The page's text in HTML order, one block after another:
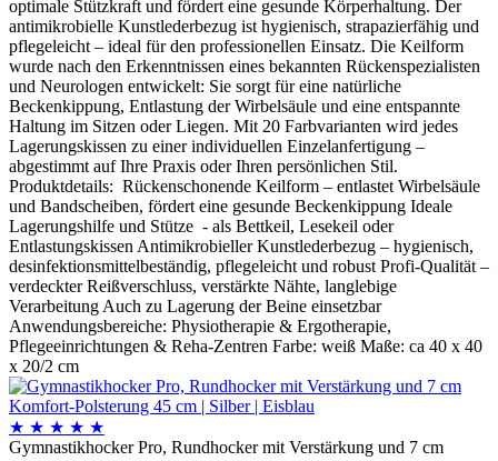
optimale Stützkraft und fördert eine gesunde Körperhaltung. Der
antimikrobielle Kunstlederbezug ist hygienisch, strapazierfähig und
pflegeleicht – ideal für den professionellen Einsatz. Die Keilform
wurde nach den Erkenntnissen eines bekannten Rückenspezialisten
und Neurologen entwickelt: Sie sorgt für eine natürliche
Beckenkippung, Entlastung der Wirbelsäule und eine entspannte
Haltung im Sitzen oder Liegen. Mit 20 Farbvarianten wird jedes
Lagerungskissen zu einer individuellen Einzelanfertigung –
abgestimmt auf Ihre Praxis oder Ihren persönlichen Stil.
Produktdetails: Rückenschonende Keilform – entlastet Wirbelsäule
und Bandscheiben, fördert eine gesunde Beckenkippung Ideale
Lagerungshilfe und Stütze - als Bettkeil, Lesekeil oder
Entlastungskissen Antimikrobieller Kunstlederbezug – hygienisch,
desinfektionsmittelbeständig, pflegeleicht und robust Profi-Qualität –
verdeckter Reißverschluss, verstärkte Nähte, langlebige
Verarbeitung Auch zu Lagerung der Beine einsetzbar
Anwendungsbereiche: Physiotherapie & Ergotherapie,
Pflegeeinrichtungen & Reha-Zentren Farbe: weiß Maße: ca 40 x 40
x 20/2 cm
★ ★ ★ ★ ★
Gymnastikhocker Pro, Rundhocker mit Verstärkung und 7 cm